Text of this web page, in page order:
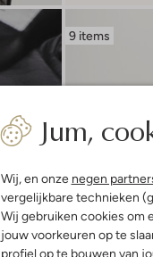
Jum,
Wij, en onze negen
vergelijkbare technieken
Wij gebruiken cookies om
jouw voorkeuren op te
profiel op te bouwen van
9 items